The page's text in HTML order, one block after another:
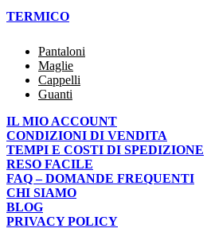
TERMICO
Pantaloni
Maglie
Cappelli
Guanti
IL MIO ACCOUNT
CONDIZIONI DI VENDITA
TEMPI E COSTI DI SPEDIZIONE
RESO FACILE
FAQ – DOMANDE FREQUENTI
CHI SIAMO
BLOG
PRIVACY POLICY